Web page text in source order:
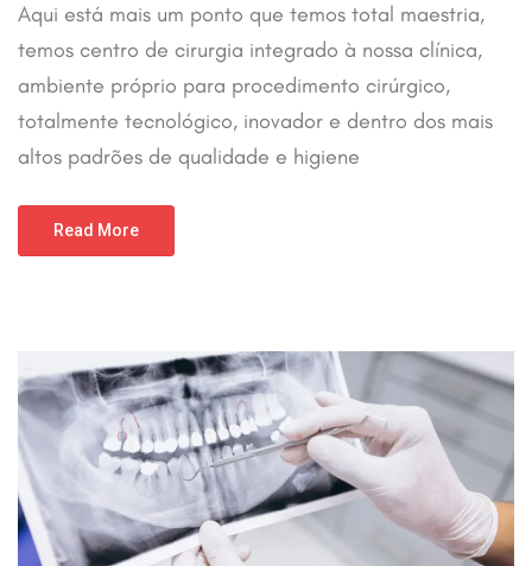
Aqui está mais um ponto que temos total maestria,
temos centro de cirurgia integrado à nossa clínica,
ambiente próprio para procedimento cirúrgico,
totalmente tecnológico, inovador e dentro dos mais
altos padrões de qualidade e higiene
Read More